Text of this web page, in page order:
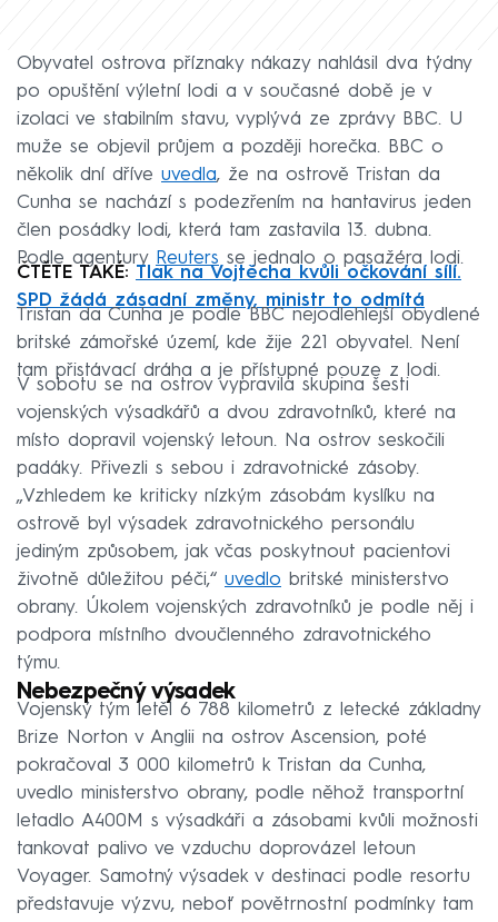
Obyvatel ostrova příznaky nákazy nahlásil dva týdny
po opuštění výletní lodi a v současné době je v
izolaci ve stabilním stavu, vyplývá ze zprávy BBC. U
muže se objevil průjem a později horečka. BBC o
několik dní dříve uvedla, že na ostrově Tristan da
Cunha se nachází s podezřením na hantavirus jeden
člen posádky lodi, která tam zastavila 13. dubna.
Podle agentury Reuters se jednalo o pasažéra lodi.
ČTĚTE TAKÉ: Tlak na Vojtěcha kvůli očkování sílí.
SPD žádá zásadní změny, ministr to odmítá
Tristan da Cunha je podle BBC nejodlehlejší obydlené
britské zámořské území, kde žije 221 obyvatel. Není
tam přistávací dráha a je přístupné pouze z lodi.
V sobotu se na ostrov vypravila skupina šesti
vojenských výsadkářů a dvou zdravotníků, které na
místo dopravil vojenský letoun. Na ostrov seskočili
padáky. Přivezli s sebou i zdravotnické zásoby.
„Vzhledem ke kriticky nízkým zásobám kyslíku na
ostrově byl výsadek zdravotnického personálu
jediným způsobem, jak včas poskytnout pacientovi
životně důležitou péči,“ uvedlo britské ministerstvo
obrany. Úkolem vojenských zdravotníků je podle něj i
podpora místního dvoučlenného zdravotnického
týmu.
Nebezpečný výsadek
Vojenský tým letěl 6 788 kilometrů z letecké základny
Brize Norton v Anglii na ostrov Ascension, poté
pokračoval 3 000 kilometrů k Tristan da Cunha,
uvedlo ministerstvo obrany, podle něhož transportní
letadlo A400M s výsadkáři a zásobami kvůli možnosti
tankovat palivo ve vzduchu doprovázel letoun
Voyager. Samotný výsadek v destinaci podle resortu
představuje výzvu, neboť povětrnostní podmínky tam